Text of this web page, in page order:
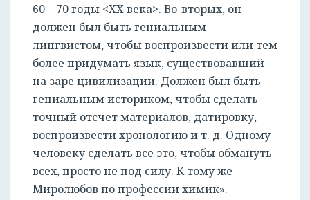
60 – 70 годы <XX века>. Во-вторых, он
должен был быть гениальным
лингвистом, чтобы воспроизвести или тем
более придумать язык, существовавший
на заре цивилизации. Должен был быть
гениальным историком, чтобы сделать
точный отсчет материалов, датировку,
воспроизвести хронологию и т. д. Одному
человеку сделать все это, чтобы обмануть
всех, просто не под силу. К тому же
Миролюбов по профессии химик».